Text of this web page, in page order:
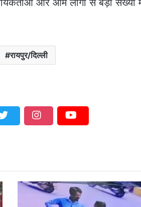
और आम लोगों से बड़ी संख्या
रायपुर/दिल्ली